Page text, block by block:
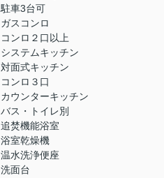
駐車3台可
ガスコンロ
コンロ２口以上
システムキッチン
対面式キッチン
コンロ３口
カウンターキッチン
バス・トイレ別
追焚機能浴室
浴室乾燥機
温水洗浄便座
洗面台